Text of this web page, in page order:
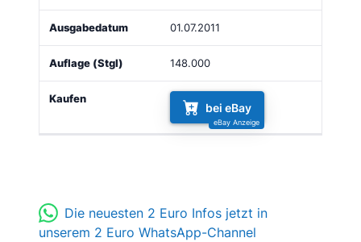
01.07.2011
148.000
bei eBay
Die neuesten 2 Euro Infos jetzt in
unserem 2 Euro WhatsApp-Channel